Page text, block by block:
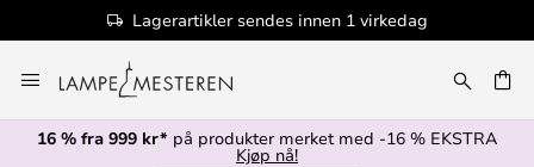
Lagerartikler sendes innen 1 virkedag
til
innhold
16 % fra 999 kr* på produkter merket med -16 % EKSTRA
Kjøp nå!